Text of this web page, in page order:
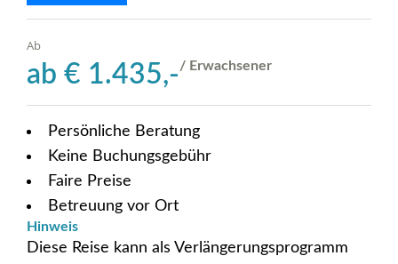
Ab
ab € 1.435,-/ Erwachsener
Persönliche Beratung
Keine Buchungsgebühr
Faire Preise
Betreuung vor Ort
Hinweis
Diese Reise kann als Verlängerungsprogramm